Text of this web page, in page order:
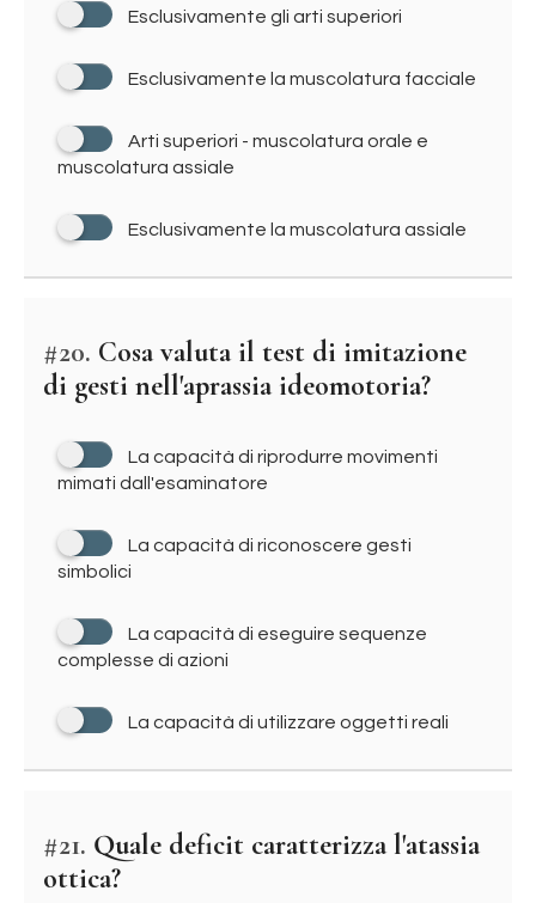
Esclusivamente gli arti superiori
Esclusivamente la muscolatura facciale
Arti superiori - muscolatura orale e
muscolatura assiale
Esclusivamente la muscolatura assiale
#20. Cosa valuta il test di imitazione
di gesti nell'aprassia ideomotoria?
La capacità di riprodurre movimenti
mimati dall'esaminatore
La capacità di riconoscere gesti
simbolici
La capacità di eseguire sequenze
complesse di azioni
La capacità di utilizzare oggetti reali
#21. Quale deficit caratterizza l'atassia
ottica?